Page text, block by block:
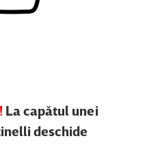
La capătul unei
deschide